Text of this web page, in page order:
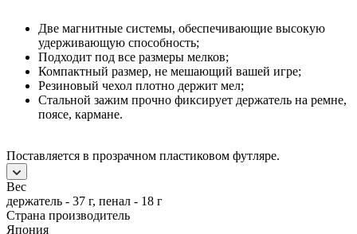
Две магнитные системы, обеспечивающие высокую
удерживающую способность;
Подходит под все размеры мелков;
Компактный размер, не мешающий вашей игре;
Резиновый чехол плотно держит мел;
Стальной зажим прочно фиксирует держатель на ремне,
поясе, кармане.
Поставляется в прозрачном пластиковом футляре.
Вес
держатель - 37 г, пенал - 18 г
Страна производитель
Япония